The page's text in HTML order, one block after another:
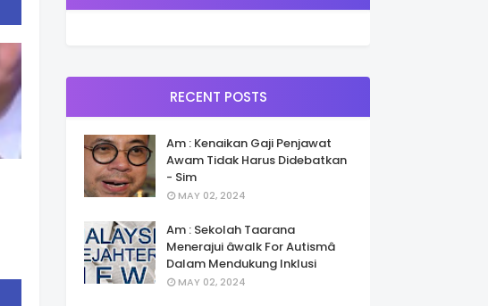
RECENT POSTS
Am : Kenaikan Gaji Penjawat
Awam Tidak Harus Didebatkan
- Sim
MAY 02, 2024
Am : Sekolah Taarana
Menerajui âwalk For Autismâ
Dalam Mendukung Inklusi
MAY 02, 2024